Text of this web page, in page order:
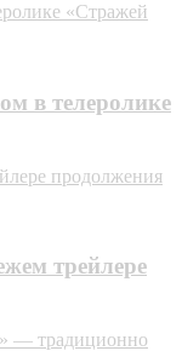
«Стражей
в телеролике
продолжения
трейлере
— традиционно